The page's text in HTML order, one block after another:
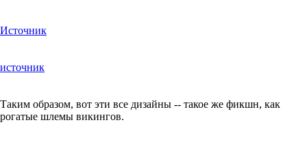
Источник
источник
Таким образом, вот эти все дизайны -- такое же фикшн, как
рогатые шлемы викингов.